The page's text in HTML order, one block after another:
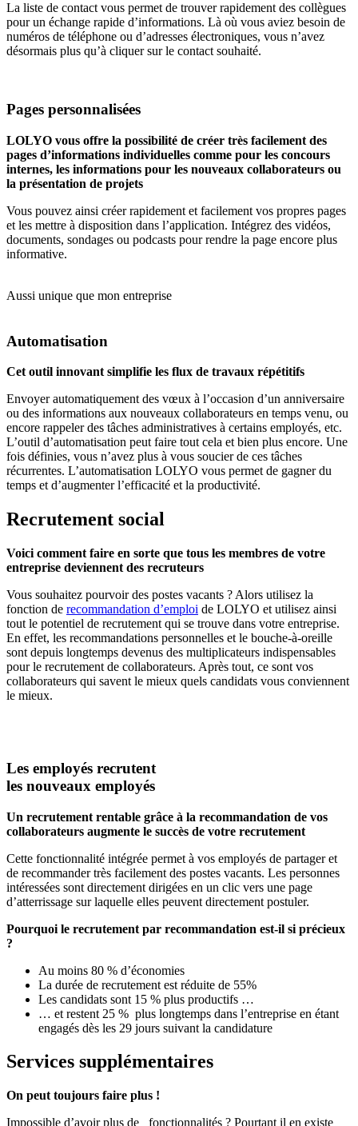
La liste de contact vous permet de trouver rapidement des collègues
pour un échange rapide d’informations. Là où vous aviez besoin de
numéros de téléphone ou d’adresses électroniques, vous n’avez
désormais plus qu’à cliquer sur le contact souhaité.
Pages personnalisées
LOLYO vous offre la possibilité de créer très facilement des
pages d’informations individuelles comme pour les concours
internes, les informations pour les nouveaux collaborateurs ou
la présentation de projets
Vous pouvez ainsi créer rapidement et facilement vos propres pages
et les mettre à disposition dans l’application. Intégrez des vidéos,
documents, sondages ou podcasts pour rendre la page encore plus
informative.
Aussi unique que mon entreprise
Automatisation
Cet outil innovant simplifie les flux de travaux répétitifs
Envoyer automatiquement des vœux à l’occasion d’un anniversaire
ou des informations aux nouveaux collaborateurs en temps venu, ou
encore rappeler des tâches administratives à certains employés, etc.
L’outil d’automatisation peut faire tout cela et bien plus encore. Une
fois définies, vous n’avez plus à vous soucier de ces tâches
récurrentes. L’automatisation LOLYO vous permet de gagner du
temps et d’augmenter l’efficacité et la productivité.
Recrutement social
Voici comment faire en sorte que tous les membres de votre
entreprise deviennent des recruteurs
Vous souhaitez pourvoir des postes vacants ? Alors utilisez la
fonction de recommandation d’emploi de LOLYO et utilisez ainsi
tout le potentiel de recrutement qui se trouve dans votre entreprise.
En effet, les recommandations personnelles et le bouche-à-oreille
sont depuis longtemps devenus des multiplicateurs indispensables
pour le recrutement de collaborateurs. Après tout, ce sont vos
collaborateurs qui savent le mieux quels candidats vous conviennent
le mieux.
Les employés recrutent
les nouveaux employés
Un recrutement rentable grâce à la recommandation de vos
collaborateurs augmente le succès de votre recrutement
Cette fonctionnalité intégrée permet à vos employés de partager et
de recommander très facilement des postes vacants. Les personnes
intéressées sont directement dirigées en un clic vers une page
d’atterrissage sur laquelle elles peuvent directement postuler.
Pourquoi le recrutement par recommandation est-il si précieux
?
Au moins 80 % d’économies
La durée de recrutement est réduite de 55%
Les candidats sont 15 % plus productifs …
… et restent 25 % plus longtemps dans l’entreprise en étant
engagés dès les 29 jours suivant la candidature
Services supplémentaires
On peut toujours faire plus !
Impossible d’avoir plus de fonctionnalités ? Pourtant il en existe